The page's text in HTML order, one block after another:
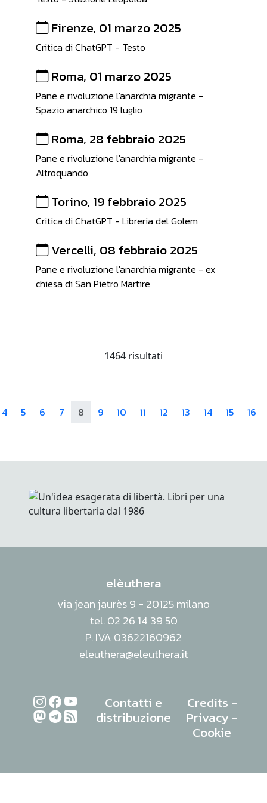
Firenze, 01 marzo 2025
Critica di ChatGPT - Testo
Roma, 01 marzo 2025
Pane e rivoluzione l'anarchia migrante -
Spazio anarchico 19 luglio
Roma, 28 febbraio 2025
Pane e rivoluzione l'anarchia migrante -
Altroquando
Torino, 19 febbraio 2025
Critica di ChatGPT - Libreria del Golem
Vercelli, 08 febbraio 2025
Pane e rivoluzione l'anarchia migrante - ex
chiesa di San Pietro Martire
1464 risultati
4 5 6 7 8 9 10 11 12 13 14 15 16
elèuthera
via jean jaurès 9 - 20125 milano
tel. 02 26 14 39 50
P. IVA 03622160962
eleuthera@eleuthera.it
Contatti e
distribuzione
Credits -
Privacy-
Cookie